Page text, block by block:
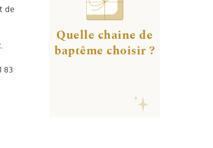
de
83
Quelle chaine de
baptême choisir ?